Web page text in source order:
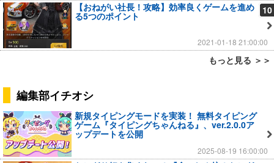
10
【おねがい社長！攻略】効率良くゲームを進め
る5つのポイント
2021-01-18 21:00:00
もっと見る ＞＞
編集部イチオシ
新規タイピングモードを実装！ 無料タイピング
ゲーム『タイピングちゃんねる』、ver.2.0.0ア
ップデートを公開
2025-08-19 16:00:00